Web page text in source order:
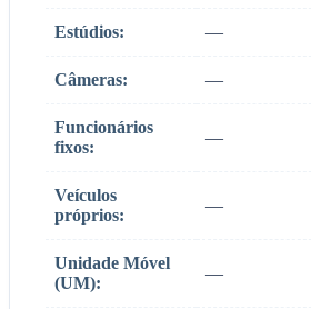
Estúdios: —
Câmeras: —
Funcionários
fixos:
—
Veículos
próprios:
—
Unidade Móvel
(UM):
—